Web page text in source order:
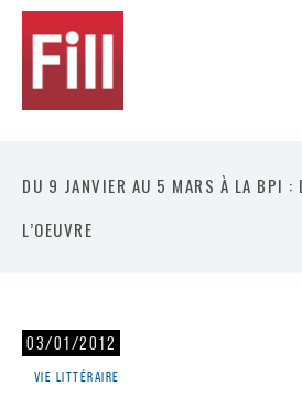
DU 9 JANVIER AU 5 MARS À LA BPI :
L’OEUVRE
03/01/2012
Vie littéraire